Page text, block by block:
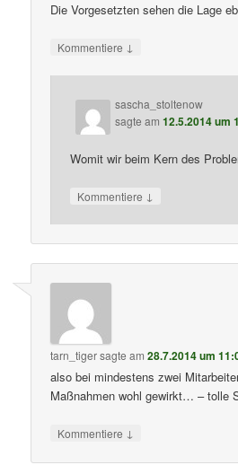
Die Vorgesetzten sehen die Lage
Kommentiere ↓
sascha_stoltenow
sagte am12.5.2014 um
Womit wir beim Kern des
Kommentiere ↓
tarn_tigersagte am28.7.2014 um
also bei mindestens zwei
Maßnahmen wohl gewirkt… – tolle
Kommentiere ↓